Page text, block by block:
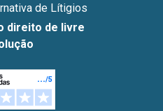
de Lítigios
direito de livre